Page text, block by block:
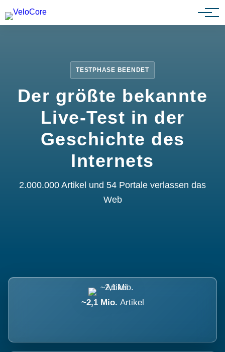
Partnerprogramm
TESTPHASE BEENDET
Der größte bekannte
Live-Test in der
Geschichte des
Internets
2.000.000 Artikel und 54 Portale verlassen das
Web
~2,1 Mio. Artikel